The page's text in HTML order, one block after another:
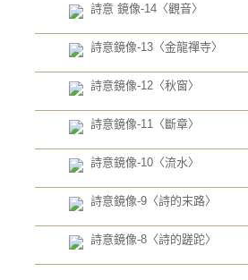
詩意 鏡像-14〈觀音〉
詩意鏡像-13〈金龍禪寺〉
詩意鏡像-12〈秋窗〉
詩意鏡像-11〈斷章〉
詩意鏡像-10〈流水〉
詩意鏡像-9〈詩的末路〉
詩意鏡像-8〈詩的蹉跎〉